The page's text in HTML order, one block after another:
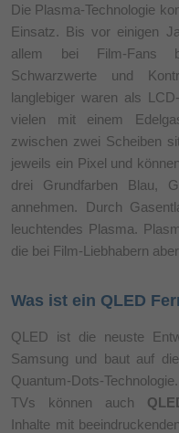
Die Plasma-Technologie
Einsatz. Bis vor einigen
allem bei Film-Fans
Schwarzwerte und
langlebiger waren als
vielen mit einem
zwischen zwei Scheiben
jeweils ein Pixel und
drei Grundfarben Blau,
annehmen. Durch
leuchtendes Plasma.
die bei Film-Liebhabern
Was ist ein QLED
QLED ist die neuste
Samsung und baut auf
Quantum-Dots-
TVs können auch
Inhalte mit